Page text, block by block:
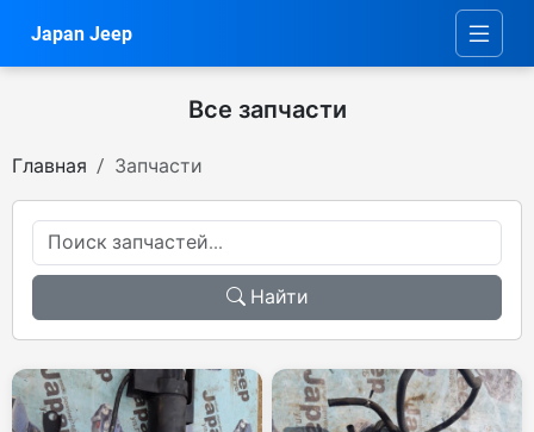
Japan Jeep
Все запчасти
Главная Запчасти
Найти